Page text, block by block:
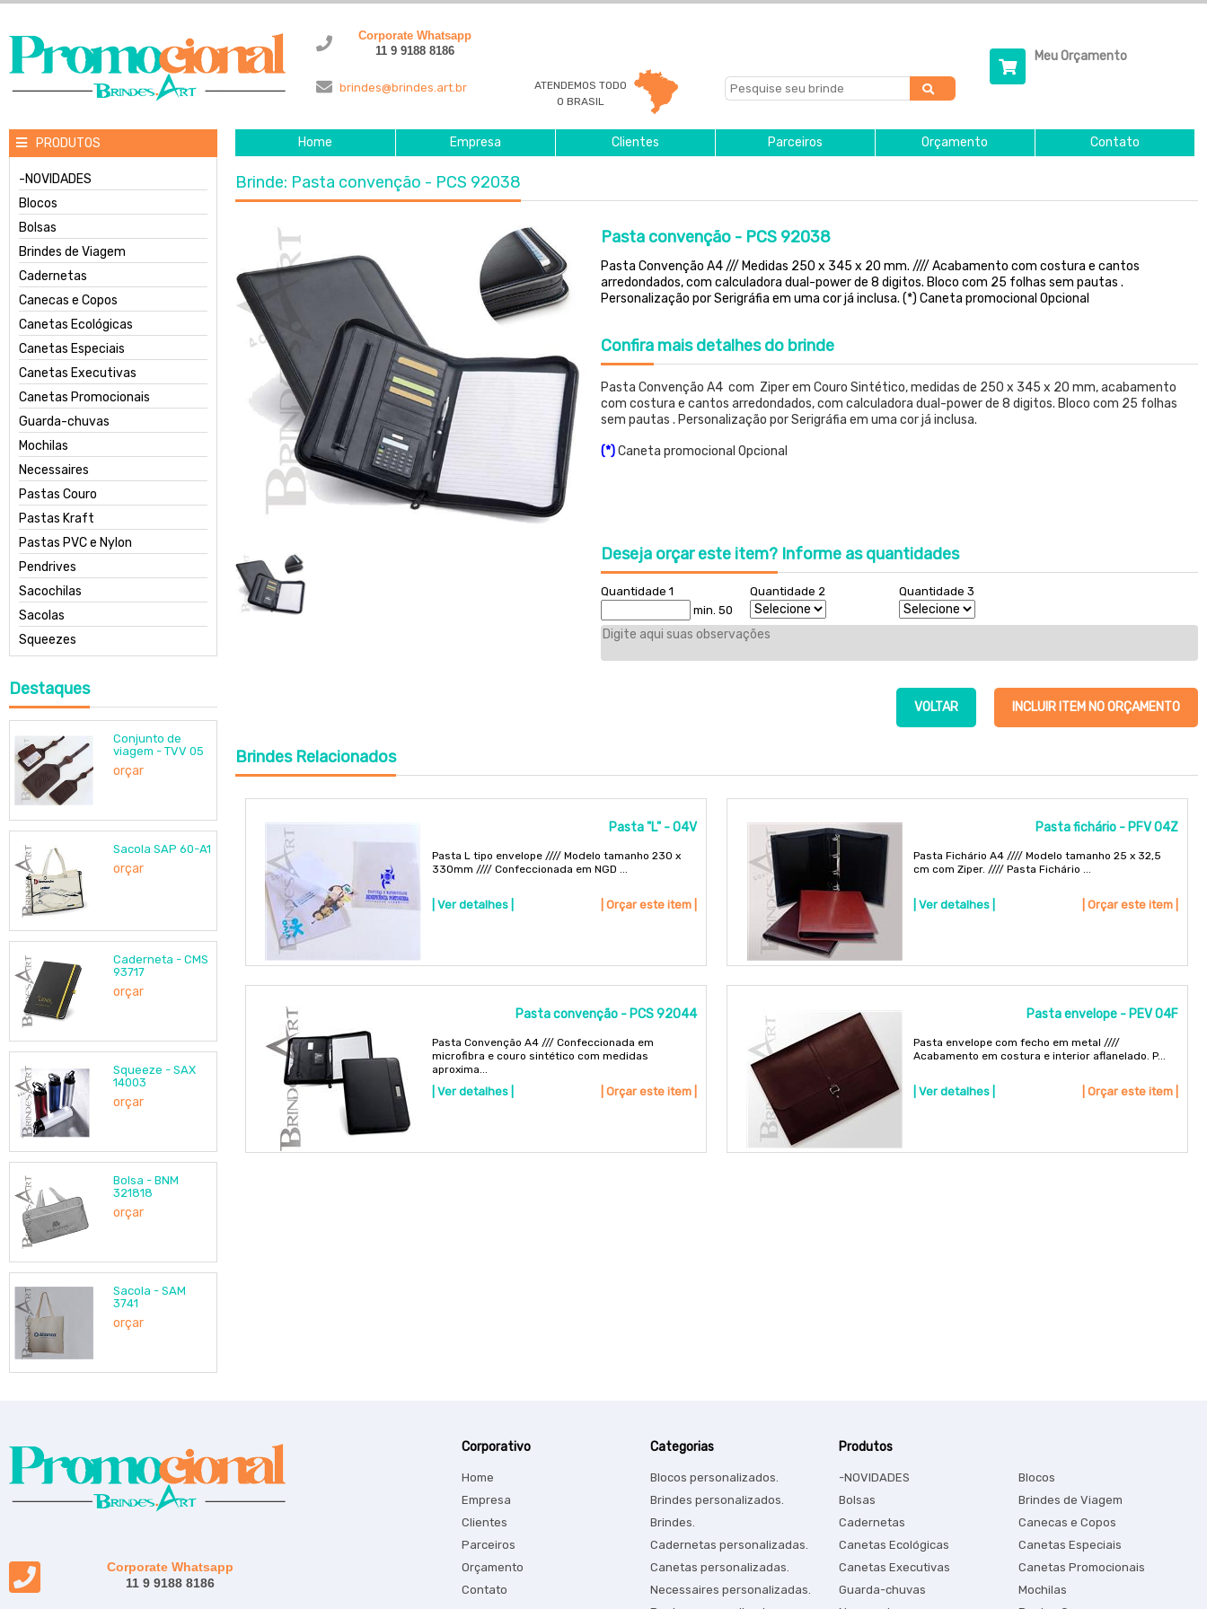
Corporate Whatsapp
11 9 9188 8186
brindes@brindes.art.br
ATENDEMOS TODO
O BRASIL
Meu Orçamento
PRODUTOS
-NOVIDADES
Blocos
Bolsas
Brindes de Viagem
Cadernetas
Canecas e Copos
Canetas Ecológicas
Canetas Especiais
Canetas Executivas
Canetas Promocionais
Guarda-chuvas
Mochilas
Necessaires
Pastas Couro
Pastas Kraft
Pastas PVC e Nylon
Pendrives
Sacochilas
Sacolas
Squeezes
Destaques
Conjunto de
viagem - TVV 05
orçar
Sacola SAP 60-A1
orçar
Caderneta - CMS
93717
orçar
Squeeze - SAX
14003
orçar
Bolsa - BNM
321818
orçar
Sacola - SAM
3741
orçar
Home Empresa Clientes Parceiros Orçamento Contato
Brinde: Pasta convenção - PCS 92038
Pasta convenção - PCS 92038
Pasta Convenção A4 /// Medidas 250 x 345 x 20 mm. //// Acabamento com costura e cantos
arredondados, com calculadora dual-power de 8 digitos. Bloco com 25 folhas sem pautas .
Personalização por Serigráfia em uma cor já inclusa. (*) Caneta promocional Opcional
Confiramais detalhes do brinde
Pasta Convenção A4 com Ziper em Couro Sintético, medidas de 250 x 345 x 20 mm, acabamento
com costura e cantos arredondados, com calculadora dual-power de 8 digitos. Bloco com 25 folhas
sem pautas . Personalização por Serigráfia em uma cor já inclusa.
(*)Caneta promocional Opcional
Deseja orçar este item?Informe as quantidades
Quantidade 1
min. 50
Quantidade 2 Quantidade 3
INCLUIR ITEM NO ORÇAMENTO
VOLTAR
BrindesRelacionados
Pasta "L" - 04V
Pasta L tipo envelope //// Modelo tamanho 230 x
330mm //// Confeccionada em NGD ...
| Ver detalhes | | Orçar este item |
Pasta fichário - PFV 04Z
Pasta Fichário A4 //// Modelo tamanho 25 x 32,5
cm com Ziper. //// Pasta Fichário ...
| Ver detalhes | | Orçar este item |
Pasta convenção - PCS 92044
Pasta Convenção A4 /// Confeccionada em
microfibra e couro sintético com medidas
aproxima...
| Ver detalhes | | Orçar este item |
Pasta envelope - PEV 04F
Pasta envelope com fecho em metal ////
Acabamento em costura e interior aflanelado. P...
| Ver detalhes | | Orçar este item |
Corporate Whatsapp
11 9 9188 8186
Corporativo
Home
Empresa
Clientes
Parceiros
Orçamento
Contato
Categorias
Blocos personalizados.
Brindes personalizados.
Brindes.
Cadernetas personalizadas.
Canetas personalizadas.
Necessaires personalizadas.
Produtos
-NOVIDADES
Blocos
Bolsas
Brindes de Viagem
Cadernetas
Canecas e Copos
Canetas Ecológicas
Canetas Especiais
Canetas Executivas
Canetas Promocionais
Guarda-chuvas
Mochilas